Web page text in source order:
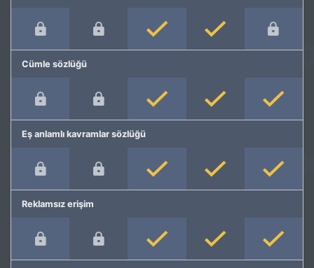
Cümle sözlüğü
Eş anlamlı kavramlar sözlüğü
Reklamsız erişim